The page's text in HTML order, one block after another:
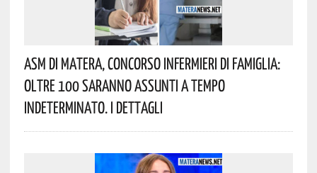
Asm Di Matera, Concorso Infermieri Di Famiglia:
Oltre 100 Saranno Assunti A Tempo
Indeterminato. I Dettagli